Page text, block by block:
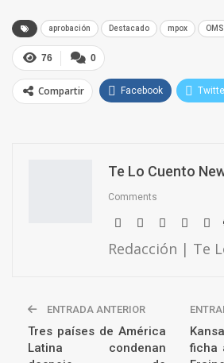
aprobación Destacado mpox OMS
0
76
Compartir Facebook
Te Lo Cuento
Comments
Redacción | Te
ENTRADA ANTERIOR
Tres países de América
Latina condenan
ficha